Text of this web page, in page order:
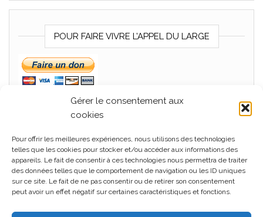
Gérer le consentement aux
cookies
Pour offrir les meilleures expériences, nous utilisons des technologies
telles que les cookies pour stocker et/ou accéder aux informations des
appareils. Le fait de consentir à ces technologies nous permettra de traiter
des données telles que le comportement de navigation ou les ID uniques
sur ce site. Le fait de ne pas consentir ou de retirer son consentement
peut avoir un effet négatif sur certaines caractéristiques et fonctions.
POUR FAIRE VIVRE L’APPEL DU LARGE
MÉTA
Connexion
Flux des publications
Flux des commentaires